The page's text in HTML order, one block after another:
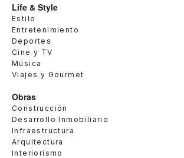
Life & Style
Estilo
Entretenimiento
Deportes
Cine y TV
Música
Viajes y Gourmet
Obras
Construcción
Desarrollo Inmobiliario
Infraestructura
Arquitectura
Interiorismo